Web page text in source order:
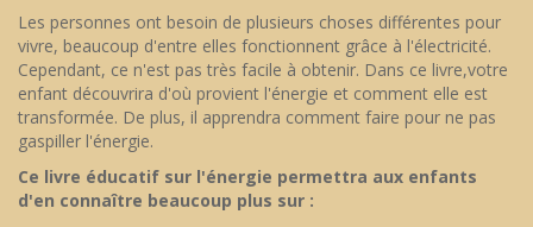
Les personnes ont besoin de plusieurs choses différentes pour
vivre, beaucoup d'entre elles fonctionnent grâce à l'électricité.
Cependant, ce n'est pas très facile à obtenir. Dans ce livre,votre
enfant découvrira d'où provient l'énergie et comment elle est
transformée. De plus, il apprendra comment faire pour ne pas
gaspiller l'énergie.
Ce livre éducatif sur l'énergie permettra aux enfants
d'en connaître beaucoup plus sur :